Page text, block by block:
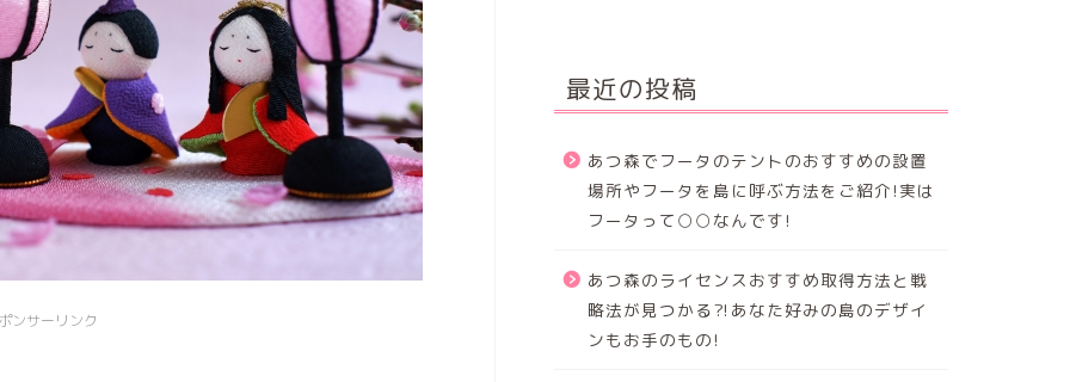
ンサーリンク
最近の投稿
あつ森でフータのテントのおすすめの設置
場所やフータを島に呼ぶ方法をご紹介!実は
フータって○○なんです!
あつ森のライセンスおすすめ取得方法と戦
略法が見つかる⁈あなた好みの島のデザイ
ンもお手のもの!